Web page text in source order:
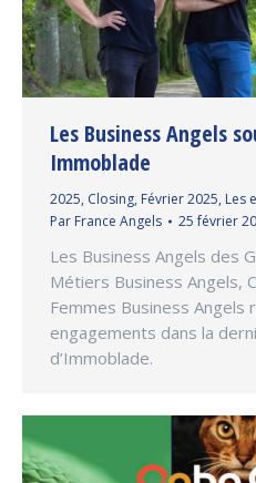
Les Business Angels
Immoblade
2025, Closing, Février 2025, Les
Par France Angels 25 février
Les Business Angels des
Métiers Business Angels,
Femmes Business Angels
engagements dans la
d’Immoblade.